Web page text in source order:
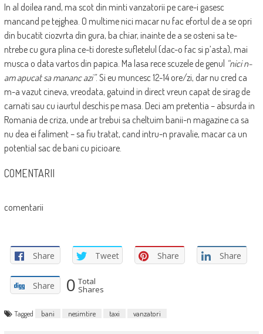
In al doilea rand, ma scot din minti vanzatorii pe care-i gasesc
mancand pe tejghea. O multime nici macar nu fac efortul de a se opri
din bucatit ciozvrta din gura, ba chiar, inainte de a se osteni sa te-
ntrebe cu gura plina ce-ti doreste sufletelul (dac-o fac si p’asta), mai
musca o data vartos din papica. Ma lasa rece scuzele de genul “nici n-
am apucat sa mananc azi”. Si eu muncesc 12-14 ore/zi, dar nu cred ca
m-a vazut cineva, vreodata, gatuind in direct vreun capat de sirag de
carnati sau cu iaurtul deschis pe masa. Deci am pretentia – absurda in
Romania de criza, unde ar trebui sa cheltuim banii-n magazine ca sa
nu dea ei faliment – sa fiu tratat, cand intru-n pravalie, macar ca un
potential sac de bani cu picioare.
COMENTARII
comentarii
Share Tweet Share Share
Share 0 Total
Shares
Tagged bani nesimtire taxi vanzatori